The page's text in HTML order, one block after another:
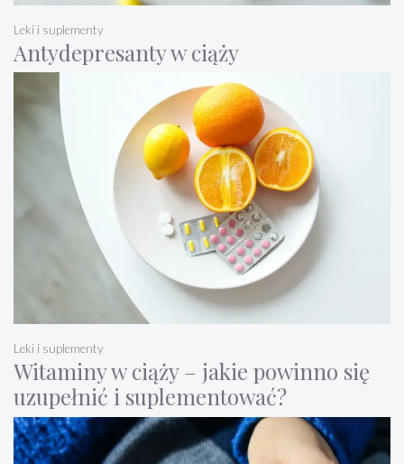
Antydepresanty w ciąży
Leki i suplementy
Witaminy w ciąży – jakie powinno się
uzupełnić i suplementować?
Leki i suplementy